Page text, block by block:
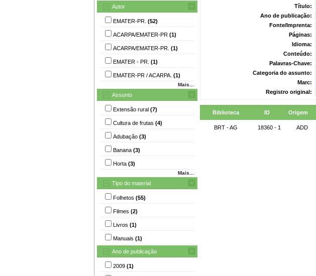
Autor
EMATER-PR. (52)
ACARPA/EMATER-PR (1)
ACARPA/EMATER-PR. (1)
EMATER - PR. (1)
EMATER-PR / ACARPA. (1)
Mais...
Assunto
Extensão rural (7)
Cultura de frutas (4)
Adubação (3)
Banana (3)
Horta (3)
Mais...
Tipo do material
Folhetos (55)
Filmes (2)
Livros (1)
Manuais (1)
Ano de publicação
2009 (1)
Título:
Ano de publicação:
Fonte/Imprenta:
Páginas:
Idioma:
Conteúdo:
Palavras-Chave:
Categoria do assunto:
Marc:
Registro original:
Biblioteca ID Origem
BRT - AG 18360 - 1 ADD